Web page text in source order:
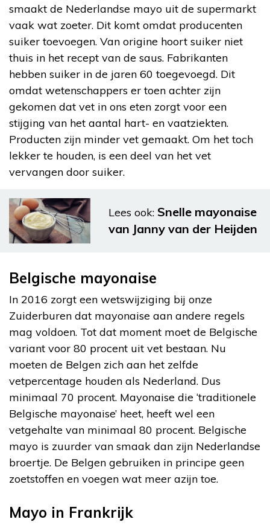
smaakt de Nederlandse mayo uit de supermarkt
vaak wat zoeter. Dit komt omdat producenten
suiker toevoegen. Van origine hoort suiker niet
thuis in het recept van de saus. Fabrikanten
hebben suiker in de jaren 60 toegevoegd. Dit
omdat wetenschappers er toen achter zijn
gekomen dat vet in ons eten zorgt voor een
stijging van het aantal hart- en vaatziekten.
Producten zijn minder vet gemaakt. Om het toch
lekker te houden, is een deel van het vet
vervangen door suiker.
Lees ook: Snelle mayonaise
van Janny van der Heijden
Belgische mayonaise
In 2016 zorgt een wetswijziging bij onze
Zuiderburen dat mayonaise aan andere regels
mag voldoen. Tot dat moment moet de Belgische
variant voor 80 procent uit vet bestaan. Nu
moeten de Belgen zich aan het zelfde
vetpercentage houden als Nederland. Dus
minimaal 70 procent. Mayonaise die ‘traditionele
Belgische mayonaise’ heet, heeft wel een
vetgehalte van minimaal 80 procent. Belgische
mayo is zuurder van smaak dan zijn Nederlandse
broertje. De Belgen gebruiken in principe geen
zoetstoffen en voegen wat meer azijn toe.
Mayo in Frankrijk